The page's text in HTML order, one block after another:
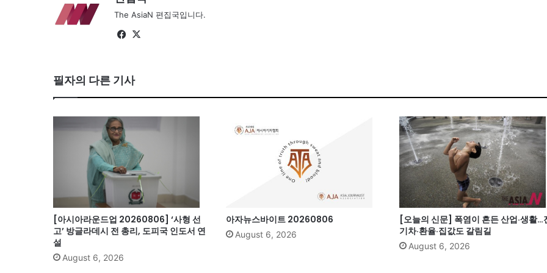
The AsiaN 편집국입니다.
Fa
ok
필자의 다른 기사
[아시아라운드업 20260806] ‘사형 선
고’ 방글라데시 전 총리, 도피국 인도서 연
설
August 6, 2026
아자뉴스바이트 20260806
August 6, 2026
[오늘의 신문] 폭염이 흔든 산업·생활…
기차·환율·집값도 갈림길
August 6, 2026